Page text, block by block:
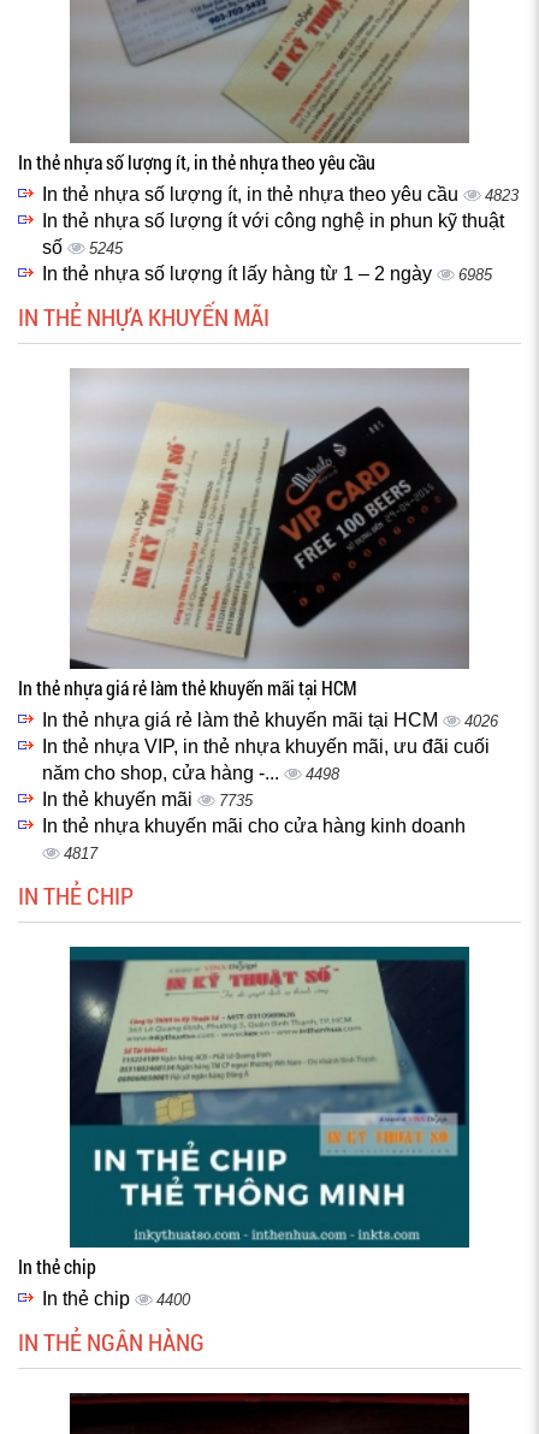
In thẻ nhựa số lượng ít, in thẻ nhựa theo yêu cầu
In thẻ nhựa số lượng ít, in thẻ nhựa theo yêu cầu 4823
In thẻ nhựa số lượng ít với công nghệ in phun kỹ thuật
số
5245
In thẻ nhựa số lượng ít lấy hàng từ 1 – 2 ngày 6985
IN THẺ NHỰA KHUYẾN MÃI
In thẻ nhựa giá rẻ làm thẻ khuyến mãi tại HCM
In thẻ nhựa giá rẻ làm thẻ khuyến mãi tại HCM 4026
In thẻ nhựa VIP, in thẻ nhựa khuyến mãi, ưu đãi cuối
năm cho shop, cửa hàng -...
4498
In thẻ khuyến mãi 7735
In thẻ nhựa khuyến mãi cho cửa hàng kinh doanh
4817
IN THẺ CHIP
In thẻ chip
In thẻ chip 4400
IN THẺ NGÂN HÀNG